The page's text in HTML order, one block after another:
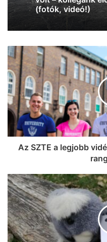
lesz
Az SZTE a legjobb